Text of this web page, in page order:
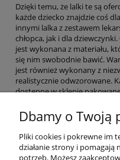
Dzięki temu, że lalki te są
każde dziecko znajdzie coś
innymi lalka z zestawem
chłopca, jak i dla
jest wykonana z materiału,
się nim swobodnie bawić.
jest również wykonany z
realistycznie odwzorowane.
dostępne w sklepie
kupowania dodatkowych
lalek są dostępne od
wiele radości i możliwości do
Dbamy o Twoją
Pliki cookies i pokrewne im
działanie strony i
potrzeb. Możesz